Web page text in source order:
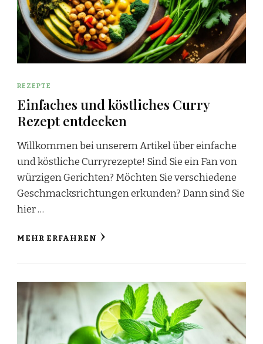
REZEPTE
Einfaches und köstliches Curry
Rezept entdecken
Willkommen bei unserem Artikel über einfache
und köstliche Curryrezepte! Sind Sie ein Fan von
würzigen Gerichten? Möchten Sie verschiedene
Geschmacksrichtungen erkunden? Dann sind Sie
hier …
MEHR ERFAHREN